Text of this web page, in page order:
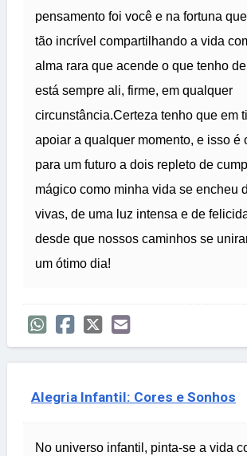
pensamento foi você e na fortuna
tão incrível compartilhando a vida
alma rara que acende o que tenho
está sempre ali, firme, em qualquer
circunstância.Certeza tenho que em
apoiar a qualquer momento, e isso é
para um futuro a dois repleto de
mágico como minha vida se encheu
vivas, de uma luz intensa e de
desde que nossos caminhos se
um ótimo dia!
Alegria Infantil: Cores e Sonhos
No universo infantil, pinta-se a vida